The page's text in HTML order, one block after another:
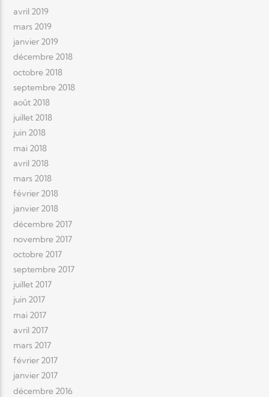
avril 2019
mars 2019
janvier 2019
décembre 2018
octobre 2018
septembre 2018
août 2018
juillet 2018
juin 2018
mai 2018
avril 2018
mars 2018
février 2018
janvier 2018
décembre 2017
novembre 2017
octobre 2017
septembre 2017
juillet 2017
juin 2017
mai 2017
avril 2017
mars 2017
février 2017
janvier 2017
décembre 2016